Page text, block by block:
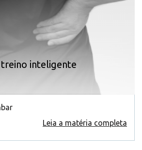
inteligente
Leia a matéria completa